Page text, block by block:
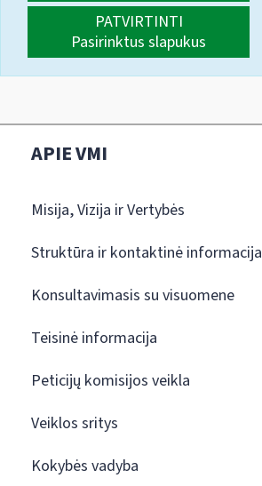
PATVIRTINTI
Pasirinktus slapukus
APIE VMI
Misija, Vizija ir Vertybės
Struktūra ir kontaktinė informacija
Konsultavimasis su visuomene
Teisinė informacija
Peticijų komisijos veikla
Veiklos sritys
Kokybės vadyba